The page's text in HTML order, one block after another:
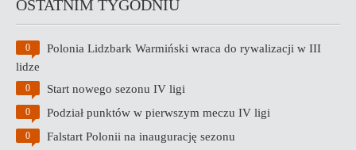
OSTATNIM TYGODNIU
0
Polonia Lidzbark Warmiński wraca do rywalizacji w III
lidze
0 Start nowego sezonu IV ligi
0 Podział punktów w pierwszym meczu IV ligi
0 Falstart Polonii na inaugurację sezonu